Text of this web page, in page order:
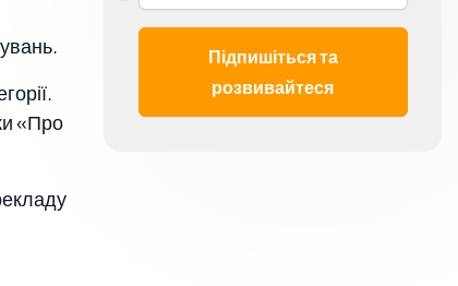
«Про
Підпишіться та
розвивайтеся